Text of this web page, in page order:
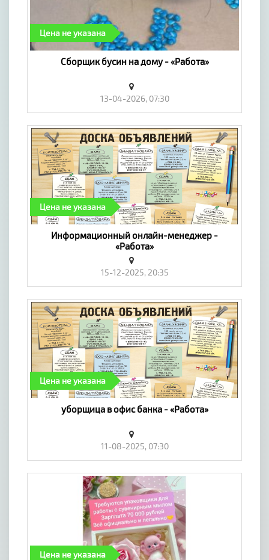
Цена не указана
Сборщик бусин на дому - «Работа»
13-04-2026, 07:30
Цена не указана
Информационный онлайн-менеджер -
«Работа»
15-12-2025, 20:35
Цена не указана
уборщица в офис банка - «Работа»
11-08-2025, 07:30
Цена не указана